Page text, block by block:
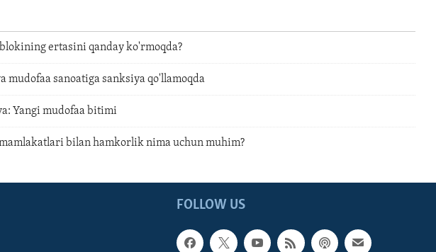
ertasini qanday ko'rmoqda?
mudofaa sanoatiga sanksiya qo'llamoqda
Yangi mudofaa bitimi
bilan hamkorlik nima uchun muhim?
FOLLOW US